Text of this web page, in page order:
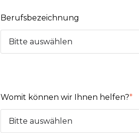
Berufsbezeichnung
Womit können wir Ihnen helfen?*